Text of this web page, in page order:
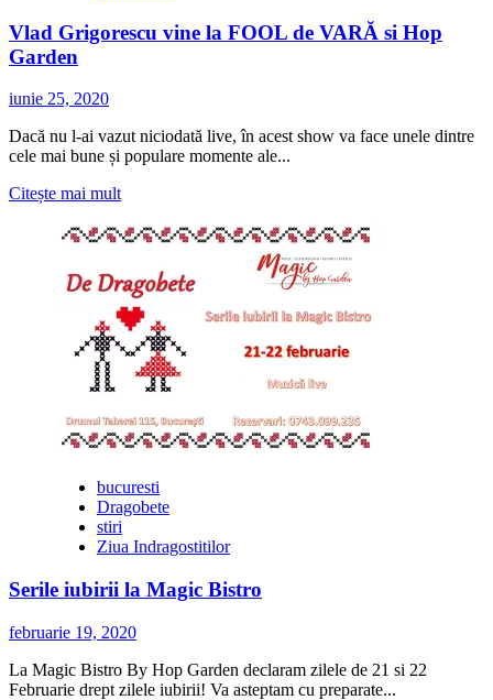
Vlad Grigorescu vine la FOOL de VARĂ si Hop
Garden
iunie 25, 2020
Dacă nu l-ai vazut niciodată live, în acest show va face unele dintre
cele mai bune și populare momente ale...
Citește mai multCitește
multe
Grigorescu
vine
la
FOOL
de
VARĂ
Hop
Garden
bucuresti
Dragobete
stiri
Ziua Indragostitilor
Serile iubirii la Magic Bistro
februarie 19, 2020
La Magic Bistro By Hop Garden declaram zilele de 21 si 22
Februarie drept zilele iubirii! Va asteptam cu preparate...